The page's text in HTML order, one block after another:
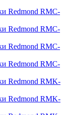
Redmond RMC-
Redmond RMC-
Redmond RMC-
Redmond RMC-
Redmond RMK-
Redmond RMK-